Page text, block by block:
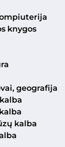
knygos
geografija
kalba